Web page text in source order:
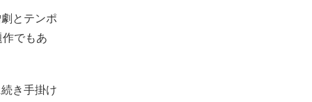
とテンポ
でもあ
き手掛け